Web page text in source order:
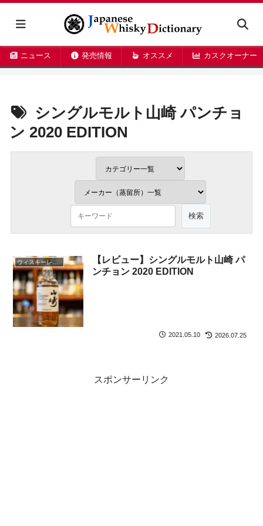
ニュース 発売情報 オススメ カスクオーナー
シングルモルト山崎 パンチョ
ン 2020 EDITION
ウィスキーレビュー
【レビュー】シングルモルト山崎 パ
ンチョン 2020 EDITION
2021.05.10 2026.07.25
スポンサーリンク